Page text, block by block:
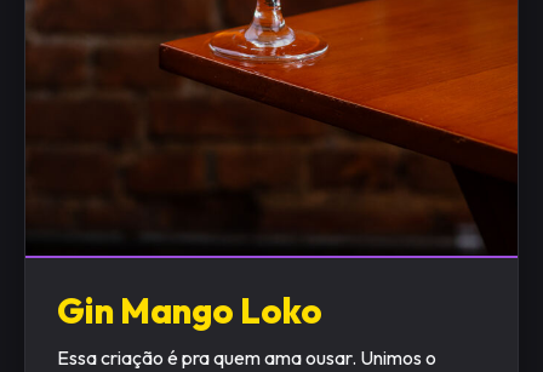
Gin Mango Loko
Essa criação é pra quem ama ousar. Unimos o